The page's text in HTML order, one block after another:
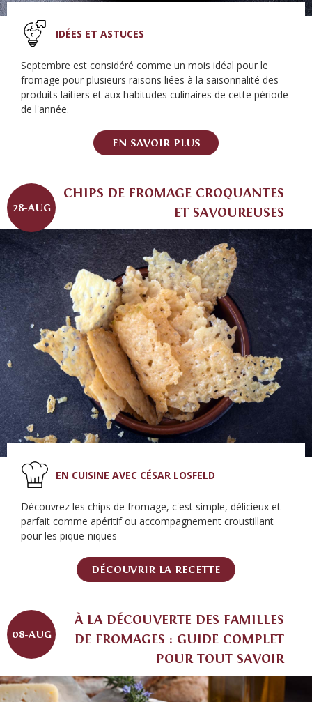
IDÉES ET ASTUCES
Septembre est considéré comme un mois idéal pour le
fromage pour plusieurs raisons liées à la saisonnalité des
produits laitiers et aux habitudes culinaires de cette période
de l'année.
EN SAVOIR PLUS
CHIPS DE FROMAGE CROQUANTES
ET SAVOUREUSES
28-AUG
EN CUISINE AVEC CÉSAR LOSFELD
Découvrez les chips de fromage, c'est simple, délicieux et
parfait comme apéritif ou accompagnement croustillant
pour les pique-niques
DÉCOUVRIR LA RECETTE
À LA DÉCOUVERTE DES FAMILLES
DE FROMAGES : GUIDE COMPLET
POUR TOUT SAVOIR
08-AUG